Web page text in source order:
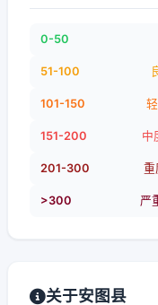
0-50
51-100
101-150
151-200 中
201-300 重
>300 严
关于安图县